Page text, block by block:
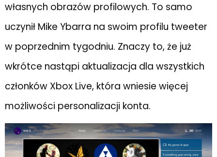
własnych obrazów profilowych. To samo
uczynił Mike Ybarra na swoim profilu tweeter
w poprzednim tygodniu. Znaczy to, że już
wkrótce nastąpi aktualizacja dla wszystkich
członków Xbox Live, która wniesie więcej
możliwości personalizacji konta.